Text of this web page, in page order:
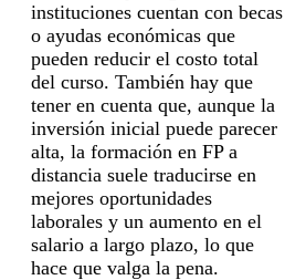
instituciones cuentan con becas
o ayudas económicas que
pueden reducir el costo total
del curso. También hay que
tener en cuenta que, aunque la
inversión inicial puede parecer
alta, la formación en FP a
distancia suele traducirse en
mejores oportunidades
laborales y un aumento en el
salario a largo plazo, lo que
hace que valga la pena.